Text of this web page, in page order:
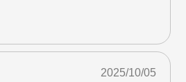
2025/10/05